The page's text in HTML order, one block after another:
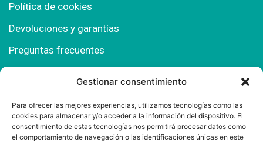
Gestionar consentimiento
Para ofrecer las mejores experiencias, utilizamos tecnologías como las
cookies para almacenar y/o acceder a la información del dispositivo. El
consentimiento de estas tecnologías nos permitirá procesar datos como
el comportamiento de navegación o las identificaciones únicas en este
Política de cookies
Devoluciones y garantías
Preguntas frecuentes
Polígono Comercial Urbisur (Cita previa) 11130
Chiclana de la Fra. (Cádiz)